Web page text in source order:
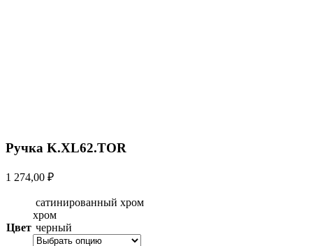
Ручка K.XL62.TOR
1 274,00 ₽
Цвет
сатинированный хром
хром
черный